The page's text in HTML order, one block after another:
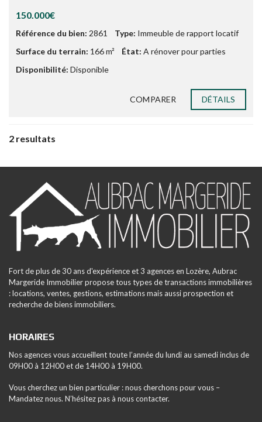
150.000€
Référence du bien: 2861 Type: Immeuble de rapport locatif
Surface du terrain: 166 m² État: A rénover pour parties
Disponibilité: Disponible
COMPARER DÉTAILS
2 resultats
Fort de plus de 30 ans d'expérience et 3 agences en Lozère, Aubrac
Margeride Immobilier propose tous types de transactions immobilières
: locations, ventes, gestions, estimations mais aussi prospection et
recherche de biens immobiliers.
HORAIRES
Nos agences vous accueillent toute l’année du lundi au samedi inclus de
09H00 à 12H00 et de 14H00 à 19H00.
Vous cherchez un bien particulier : nous cherchons pour vous –
Mandatez nous. N’hésitez pas à nous contacter.